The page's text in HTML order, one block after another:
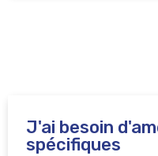
J'ai besoin
spécifiques